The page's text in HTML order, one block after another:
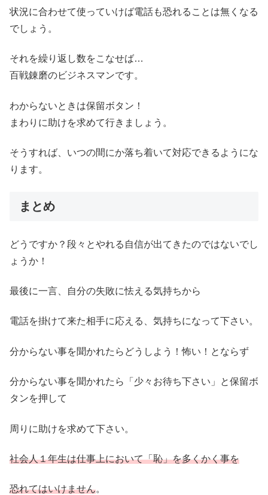
状況に合わせて使っていけば電話も恐れることは無くなる
でしょう。
それを繰り返し数をこなせば…
百戦錬磨のビジネスマンです。
わからないときは保留ボタン！
まわりに助けを求めて行きましょう。
そうすれば、いつの間にか落ち着いて対応できるようにな
ります。
まとめ
どうですか？段々とやれる自信が出てきたのではないでし
ょうか！
最後に一言、自分の失敗に怯える気持ちから
電話を掛けて来た相手に応える、気持ちになって下さい。
分からない事を聞かれたらどうしよう！怖い！とならず
分からない事を聞かれたら「少々お待ち下さい」と保留ボ
タンを押して
周りに助けを求めて下さい。
社会人１年生は仕事上において「恥」を多くかく事を
恐れてはいけません。